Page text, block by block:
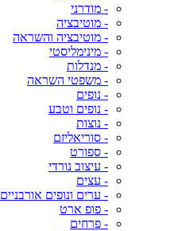
- מודרני
- מוטיבציה
- מוטיבציה והשראה
- מינימליסטי
- מנדלות
- משפטי השראה
- נופים
- נופים וטבע
- נוצות
- סוריאליזם
- ספורט
- עיצוב נורדי
- עצים
- ערים ונופים אורבניים
- פופ ארט
- פרחים